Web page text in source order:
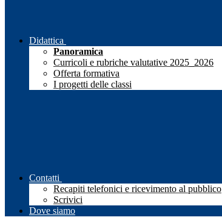
Didattica
Panoramica
Curricoli e rubriche valutative 2025_2026
Offerta formativa
I progetti delle classi
Contatti
Recapiti telefonici e ricevimento al pubblico
Scrivici
Dove siamo